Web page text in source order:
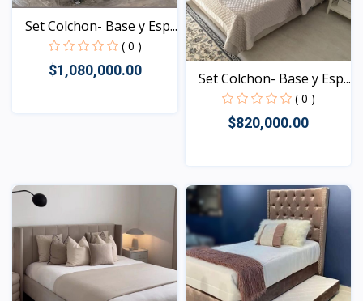
Set Colchon- Base y Esp...
( 0 )
$1,080,000.00 Set Colchon- Base y Esp...
( 0 )
$820,000.00
Vista